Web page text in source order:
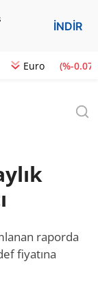
İNDİR
Euro (%-0.07)
raporda
fiyatına